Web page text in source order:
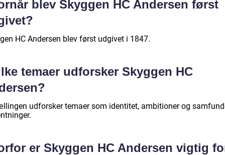
blev Skyggen HC Andersen først
HC Andersen blev først udgivet i 1847.
temaer udforsker Skyggen HC
udforsker temaer som identitet, ambitioner og
er Skyggen HC Andersen vigtig